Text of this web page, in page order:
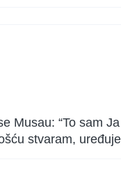
Musau: “To sam
stvaram,